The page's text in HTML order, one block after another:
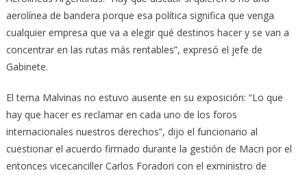
aerolínea de bandera porque esa política significa que venga
cualquier empresa que va a elegir qué destinos hacer y se van a
concentrar en las rutas más rentables”, expresó el jefe de
Gabinete.
El tema Malvinas no estuvo ausente en su exposición: “Lo que
hay que hacer es reclamar en cada uno de los foros
internacionales nuestros derechos”, dijo el funcionario al
cuestionar el acuerdo firmado durante la gestión de Macri por el
entonces vicecanciller Carlos Foradori con el exministro de